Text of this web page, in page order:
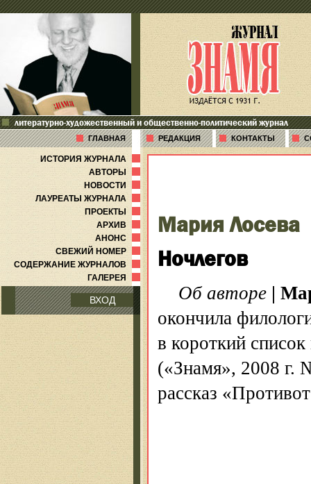
литературно-художественный и общественно-политический журнал
ГЛАВНАЯ РЕДАКЦИЯ КОНТАКТЫ
ИСТОРИЯ ЖУРНАЛА
АВТОРЫ
НОВОСТИ
ЛАУРЕАТЫ ЖУРНАЛА
ПРОЕКТЫ
АРХИВ
АНОНС
СВЕЖИЙ НОМЕР
СОДЕРЖАНИЕ ЖУРНАЛОВ
ГАЛЕРЕЯ
ВХОД
Мария Лосева
Ночлегов
Об авторе |
окончила
в короткий
(«Знамя», 2008 г.
рассказ «